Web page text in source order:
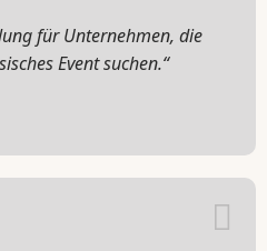
für Unternehmen, die
Event suchen.“